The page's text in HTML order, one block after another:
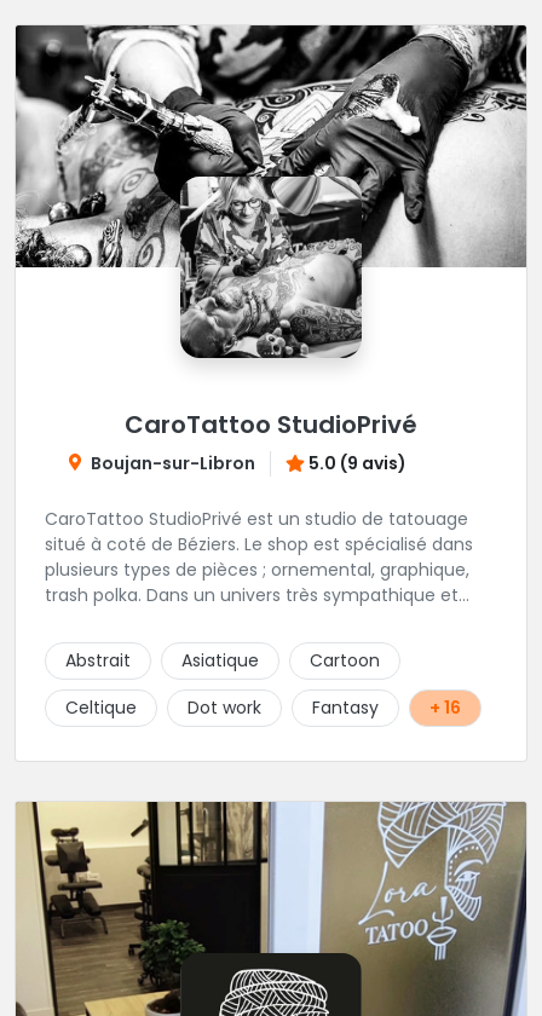
CaroTattoo StudioPrivé
Boujan-sur-Libron 5.0 (9 avis)
CaroTattoo StudioPrivé est un studio de tatouage
situé à coté de Béziers. Le shop est spécialisé dans
plusieurs types de pièces ; ornemental, graphique,
trash polka. Dans un univers très sympathique et
tatouage. N'hésitez pas, contactez-les et vous n'en
serez que ravi !!
Abstrait Asiatique
Cartoon
Celtique
Dot work Fantasy + 16